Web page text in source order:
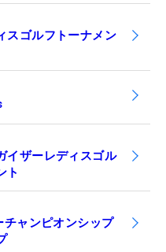
スゴルフトーナメン
イザーレディスゴル
ト
チャンピオンシップ